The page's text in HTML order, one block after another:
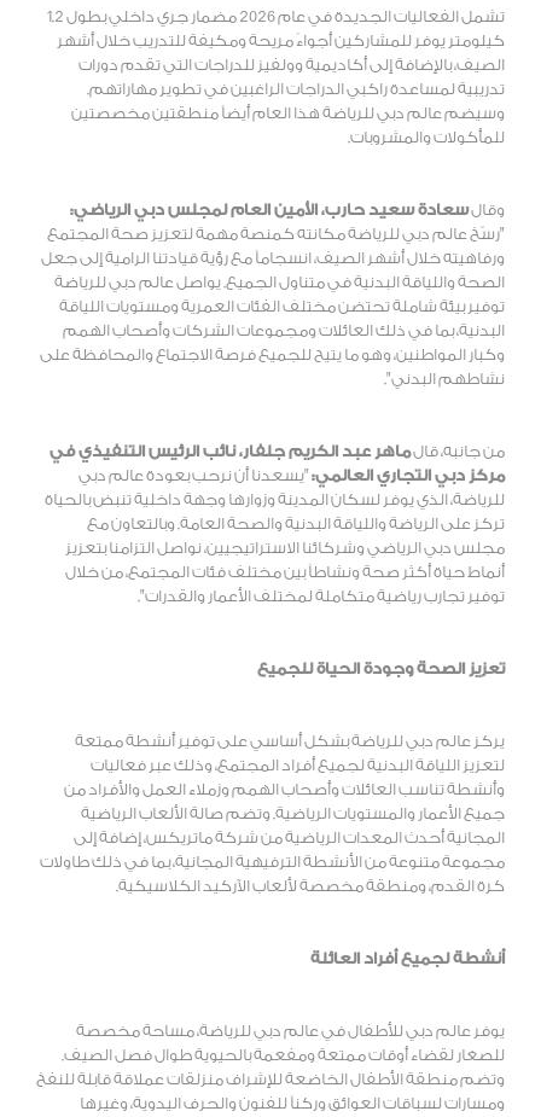
تشمل الفعاليات الجديدة في عام 2026 مضمار جري داخلي بطول 1.2
كيلومتر يوفر للمشاركين أجواءً مريحة ومكيفة للتدريب خلال أشهر
الصيف، بالإضافة إلى أكاديمية وولفيز للدراجات التي تقدم دورات
تدريبية لمساعدة راكبي الدراجات الراغبين في تطوير مهاراتهم.
وسيضم عالم دبي للرياضة هذا العام أيضاً منطقتين مخصصتين
للمأكولات والمشروبات.
وقالسعادة سعيد حارب، الأمين العام لمجلس دبي الرياضي:
"رسّخ عالم دبي للرياضة مكانته كمنصة مهمة لتعزيز صحة المجتمع
ورفاهيته خلال أشهر الصيف، انسجاماً مع رؤية قيادتنا الرامية إلى جعل
الصحة واللياقة البدنية في متناول الجميع. يواصل عالم دبي للرياضة
توفير بيئة شاملة تحتضن مختلف الفئات العمرية ومستويات اللياقة
البدنية، بما في ذلك العائلات ومجموعات الشركات وأصحاب الهمم
وكبار المواطنين، وهو ما يتيح للجميع فرصة الاجتماع والمحافظة على
نشاطهم البدني".
من جانبه، قالماهر عبد الكريم جلفار، نائب الرئيس التنفيذي في
مركز دبي التجاري العالمي: "يسعدنا أن نرحب بعودة عالم دبي
للرياضة، الذي يوفر لسكان المدينة وزوارها وجهة داخلية تنبض بالحياة
تركز على الرياضة واللياقة البدنية والصحة العامة. وبالتعاون مع
مجلس دبي الرياضي وشركائنا الاستراتيجيين، نواصل التزامنا بتعزيز
أنماط حياة أكثر صحة ونشاطاً بين مختلف فئات المجتمع، من خلال
توفير تجارب رياضية متكاملة لمختلف الأعمار والقدرات".
تعزيز الصحة وجودة الحياة للجميع
يركز عالم دبي للرياضة بشكل أساسي على توفير أنشطة ممتعة
لتعزيز اللياقة البدنية لجميع أفراد المجتمع، وذلك عبر فعاليات
وأنشطة تناسب العائلات وأصحاب الهمم وزملاء العمل والأفراد من
جميع الأعمار والمستويات الرياضية. وتضم صالة الألعاب الرياضية
المجانية أحدث المعدات الرياضية من شركة ماتريكس، إضافة إلى
مجموعة متنوعة من الأنشطة الترفيهية المجانية، بما في ذلك طاولات
كرة القدم، ومنطقة مخصصة لألعاب الآركيد الكلاسيكية.
أنشطة لجميع أفراد العائلة
يوفر عالم دبي للأطفال في عالم دبي للرياضة، مساحة مخصصة
للصغار لقضاء أوقات ممتعة ومفعمة بالحيوية طوال فصل الصيف.
وتضم منطقة الأطفال الخاضعة للإشراف منزلقات عملاقة قابلة للنفخ
ومسارات لسباقات العوائق وركناً للفنون والحرف اليدوية، وغيرها